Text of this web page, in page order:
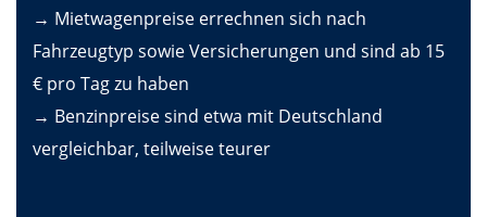
→ Mietwagenpreise errechnen sich nach
Fahrzeugtyp sowie Versicherungen und sind ab 15
€ pro Tag zu haben
→ Benzinpreise sind etwa mit Deutschland
vergleichbar, teilweise teurer